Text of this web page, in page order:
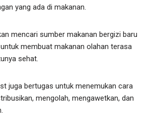
yang ada di makanan.
mencari sumber makanan bergizi baru
membuat makanan olahan terasa
sehat.
juga bertugas untuk menemukan cara
mengolah, mengawetkan, dan